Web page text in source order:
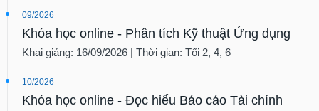
09/2026
Khóa học online - Phân tích Kỹ thuật Ứng dụng
Khai giảng: 16/09/2026 | Thời gian: Tối 2, 4, 6
10/2026
Khóa học online - Đọc hiểu Báo cáo Tài chính